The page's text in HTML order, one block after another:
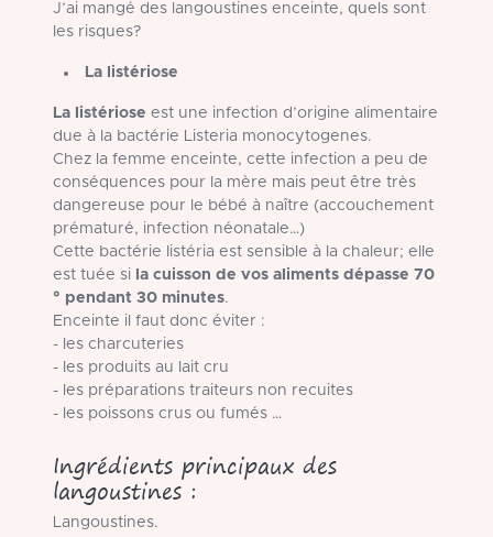
J’ai mangé des langoustines enceinte, quels sont
les risques?
La listériose
La listériose est une infection d’origine alimentaire
due à la bactérie Listeria monocytogenes.
Chez la femme enceinte, cette infection a peu de
conséquences pour la mère mais peut être très
dangereuse pour le bébé à naître (accouchement
prématuré, infection néonatale…)
Cette bactérie listéria est sensible à la chaleur; elle
est tuée si
la cuisson de vos aliments dépasse 70
° pendant 30 minutes.
Enceinte il faut donc éviter :
- les charcuteries
- les produits au lait cru
- les préparations traiteurs non recuites
- les poissons crus ou fumés …
Ingrédients principaux des
langoustines :
Langoustines.